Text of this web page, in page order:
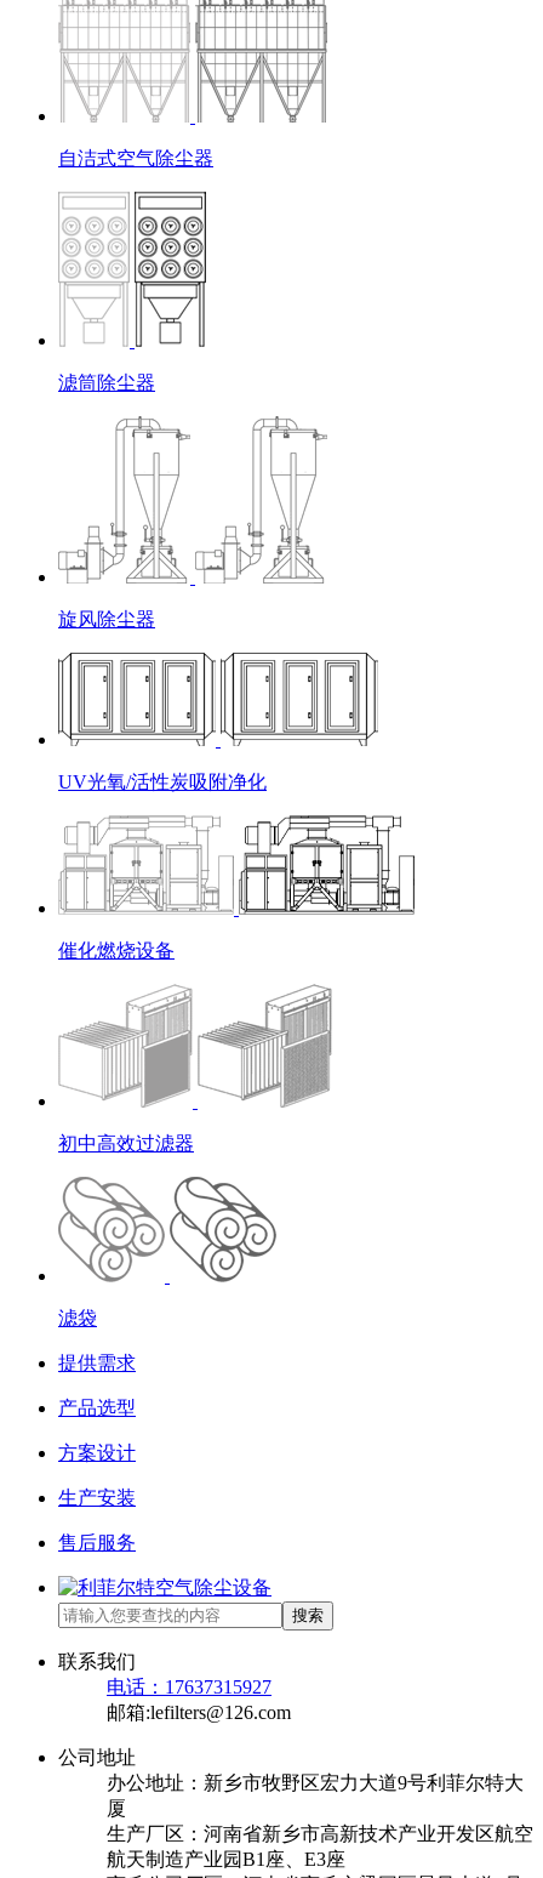
自洁式空气除尘器
滤筒除尘器
旋风除尘器
UV光氧/活性炭吸附净化
催化燃烧设备
初中高效过滤器
滤袋
提供需求
产品选型
方案设计
生产安装
售后服务
搜索
联系我们
电话：17637315927
邮箱:lefilters@126.com
公司地址
办公地址：新乡市牧野区宏力大道9号利菲尔特大
厦
生产厂区：河南省新乡市高新技术产业开发区航空
航天制造产业园B1座、E3座